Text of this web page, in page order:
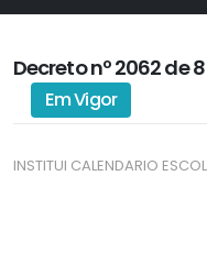
Decreto nº 2062 de
Em Vigor
INSTITUI CALENDARIO